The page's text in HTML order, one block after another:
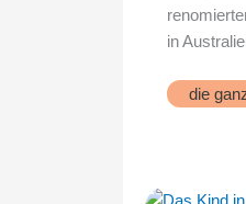
in
die